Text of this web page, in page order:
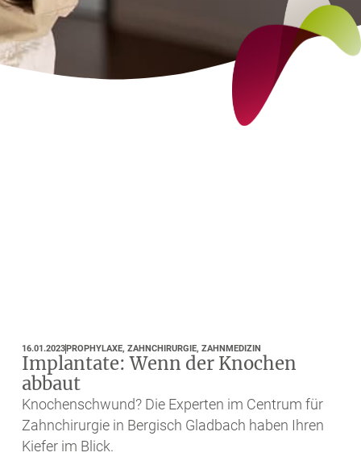
16.01.2023PROPHYLAXE, ZAHNCHIRURGIE, ZAHNMEDIZIN
Implantate: Wenn der Knochen
abbaut
Knochenschwund? Die Experten im Centrum für
Zahnchirurgie in Bergisch Gladbach haben Ihren
Kiefer im Blick.